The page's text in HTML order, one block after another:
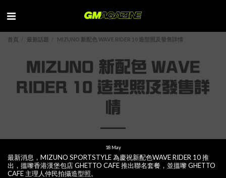
首頁 最新話題 MIZUNO 新配色 WAVE RIDER 10 造型照及發售詳情
MIZUNO 新配色 WAVE
RIDER 10 造型照及發售詳
情
18 May
最新消息，MIZUNO SPORTSTYLE 為慶祝新配色WAVE RIDER 10 推
出，搵嚟香港漢堡包店 GHETTO CAFE 推出聯名套餐，並搵嚟 GHETTO
CAFE 主理人仲民拍攝造型照。